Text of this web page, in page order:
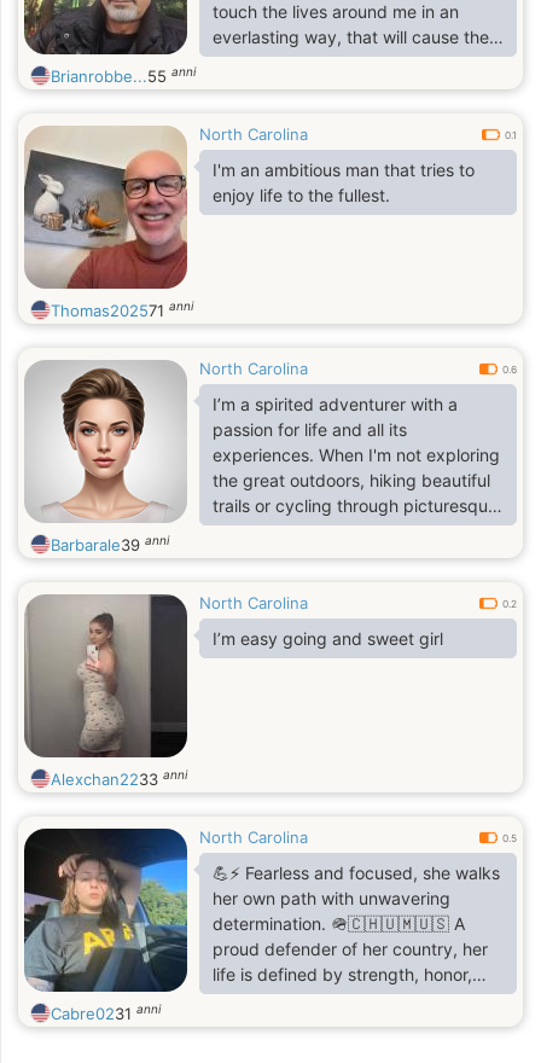
touch the lives around me in an
everlasting way, that will cause them
to see that an ordinary man can
know and have a real relationship
Brianrobbe...55 anni
North Carolina 0.1
I'm an ambitious man that tries to
enjoy life to the fullest.
Thomas202571 anni
North Carolina 0.6
I’m a spirited adventurer with a
passion for life and all its
experiences. When I'm not exploring
the great outdoors, hiking beautiful
trails or cycling through picturesque
landscapes, you can find me curled
up with a good book or whipping up
Barbarale39 anni
North Carolina 0.2
I’m easy going and sweet girl
Alexchan2233 anni
North Carolina 0.5
💪⚡ Fearless and focused, she walks
her own path with unwavering
determination. 🪖🇨🇭🇺🇲🇺🇸 A
proud defender of her country, her
life is defined by strength, honor,
and resilience—both in and out of
uniform. ✨🌿 Passionate about
Cabre0231 anni